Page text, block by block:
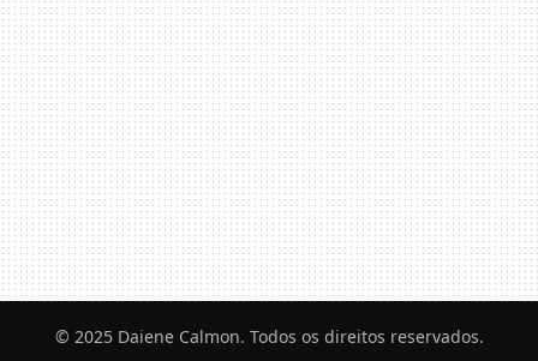
© 2025 Daiene Calmon. Todos os direitos reservados.